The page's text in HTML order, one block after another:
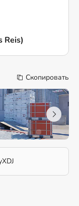
Reis)
Скопировать